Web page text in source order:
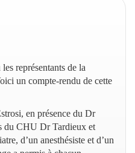
représentants de la
un compte-rendu de cette
en présence du Dr
du CHU Dr Tardieux et
d’un anesthésiste et d’un